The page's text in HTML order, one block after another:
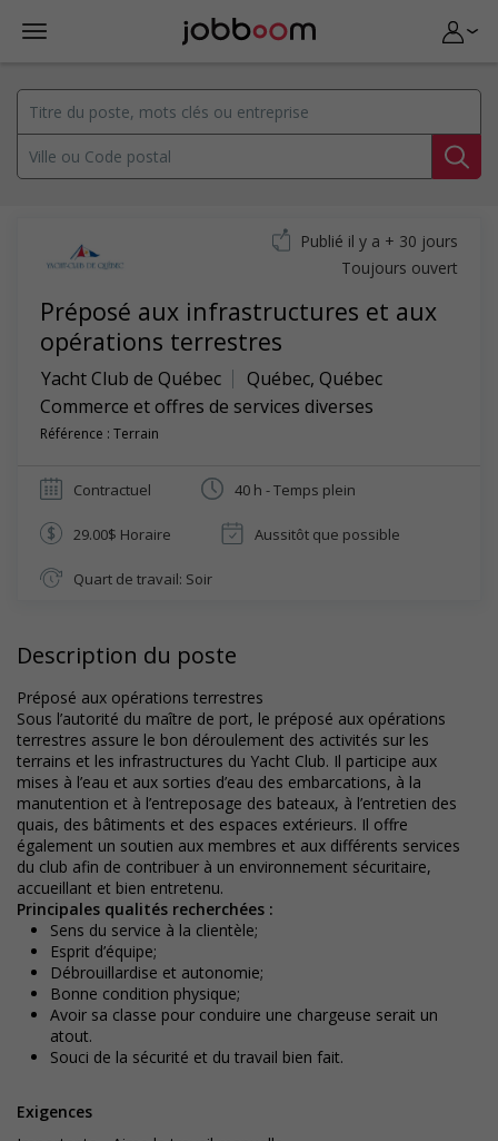
Préposé aux infrastructures et aux
opérations terrestres
Yacht Club de Québec Québec, Québec
Commerce et offres de services diverses
Référence : Terrain
Publié il y a + 30 jours
Toujours ouvert
Contractuel 40 h - Temps plein
29.00$ Horaire Aussitôt que possible
Quart de travail: Soir
Description du poste
Préposé aux opérations terrestres
Sous l’autorité du maître de port, le préposé aux opérations
terrestres assure le bon déroulement des activités sur les
terrains et les infrastructures du Yacht Club. Il participe aux
mises à l’eau et aux sorties d’eau des embarcations, à la
manutention et à l’entreposage des bateaux, à l’entretien des
quais, des bâtiments et des espaces extérieurs. Il offre
également un soutien aux membres et aux différents services
du club afin de contribuer à un environnement sécuritaire,
accueillant et bien entretenu.
Principales qualités recherchées :
Sens du service à la clientèle;
Esprit d’équipe;
Débrouillardise et autonomie;
Bonne condition physique;
Avoir sa classe pour conduire une chargeuse serait un
atout.
Souci de la sécurité et du travail bien fait.
Exigences